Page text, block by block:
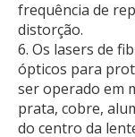
frequência de
distorção.
6. Os lasers de
ópticos para
ser operado em
prata, cobre,
do centro da